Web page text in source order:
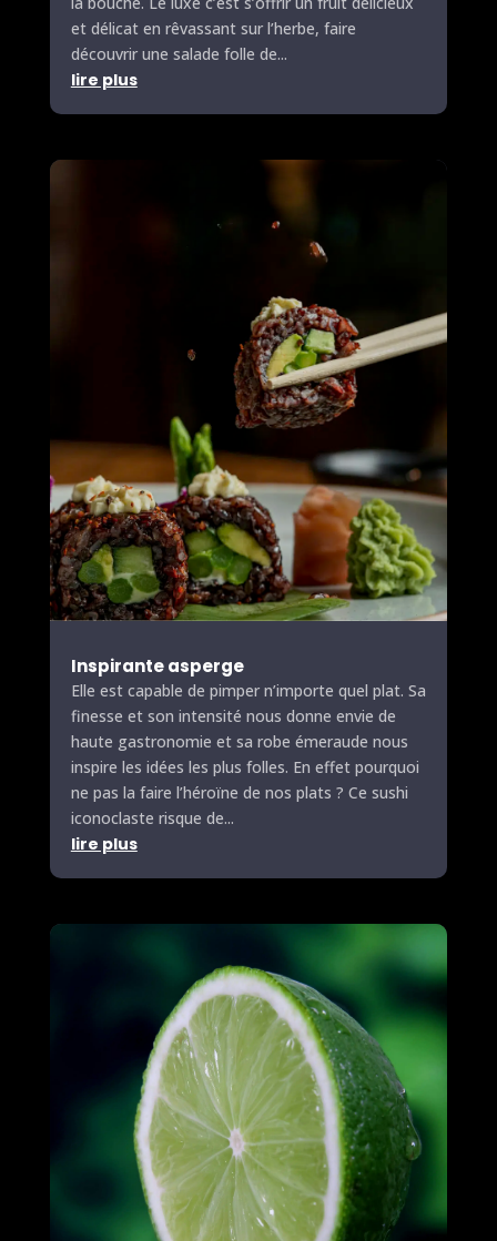
et délicat en rêvassant sur l’herbe, faire
découvrir une salade folle de...
lire plus
Inspirante asperge
Elle est capable de pimper n’importe quel plat. Sa
finesse et son intensité nous donne envie de
haute gastronomie et sa robe émeraude nous
inspire les idées les plus folles. En effet pourquoi
ne pas la faire l’héroïne de nos plats ? Ce sushi
iconoclaste risque de...
lire plus